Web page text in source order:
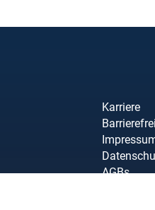
Karriere
AGBs